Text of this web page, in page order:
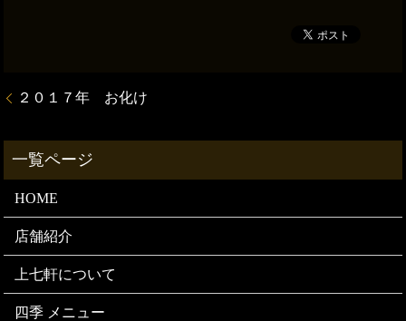
２０１７年 お化け
HOME
店舗紹介
上七軒について
四季 メニュー